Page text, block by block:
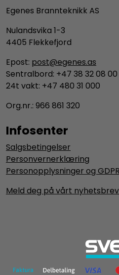
Egenes Brannteknikk AS
Nulandsvika 1-3
4405 Flekkefjord
Epost: post@egenes.as
Sentralbord: +47 38 32 08 00
24t vakt: +47 480 31 000
Org.nr.: 966 861 320
Infosenter
Salgsbetingelser
Personvernerklæring
Personopplysninger og GDPR
Meld deg på vårt